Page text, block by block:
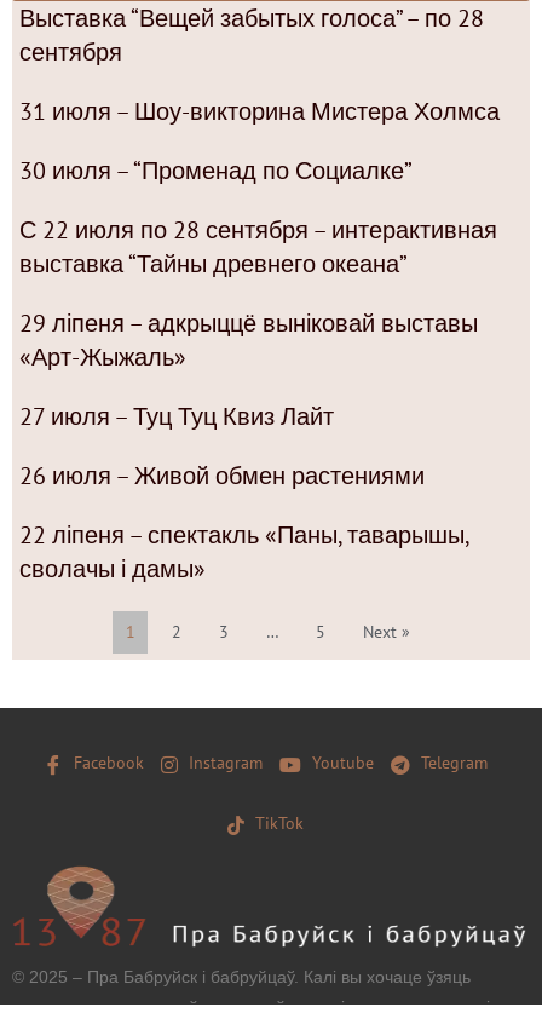
Выставка “Вещей забытых голоса” – по 28
сентября
31 июля – Шоу-викторина Мистера Холмса
30 июля – “Променад по Социалке”
С 22 июля по 28 сентября – интерактивная
выставка “Тайны древнего океана”
29 ліпеня – адкрыццё выніковай выставы
«Арт-Жыжаль»
27 июля – Туц Туц Квиз Лайт
26 июля – Живой обмен растениями
22 ліпеня – спектакль «Паны, таварышы,
сволачы і дамы»
1 2 3 … 5 Next »
Facebook Instagram Youtube Telegram
TikTok
© 2025 – Пра Бабруйск і бабруйцаў. Калі вы хочаце ўзяць
матэрыял з нашага сайту, захавайце, калі ласка, загаловак і